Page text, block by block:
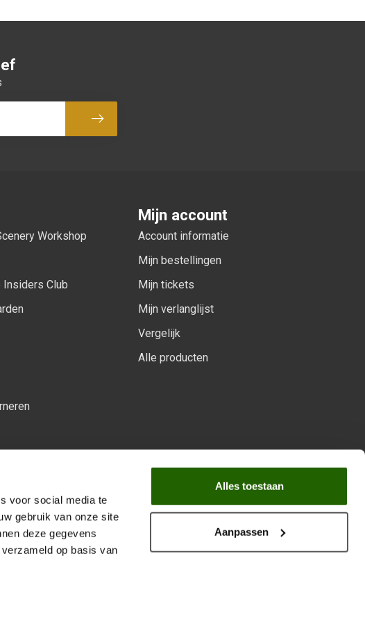
voor social media te
gebruik van onze site
deze gegevens
op basis van
Alles toestaan
Aanpassen
Abonneer
Workshop
Insiders Club
Mijn account
Account informatie
Mijn bestellingen
Mijn tickets
Mijn verlanglijst
Vergelijk
Alle producten